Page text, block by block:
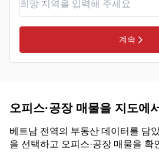
계속
오피스·공장 매물을 지도에
베트남 전역의 부동산 데이터를 담
을 선택하고 오피스·공장 매물을 확